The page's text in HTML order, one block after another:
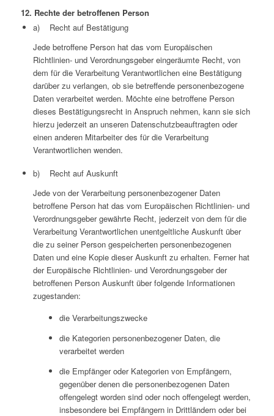
12. Rechte der betroffenen Person
a) Recht auf Bestätigung
Jede betroffene Person hat das vom Europäischen
Richtlinien- und Verordnungsgeber eingeräumte Recht, von
dem für die Verarbeitung Verantwortlichen eine Bestätigung
darüber zu verlangen, ob sie betreffende personenbezogene
Daten verarbeitet werden. Möchte eine betroffene Person
dieses Bestätigungsrecht in Anspruch nehmen, kann sie sich
hierzu jederzeit an unseren Datenschutzbeauftragten oder
einen anderen Mitarbeiter des für die Verarbeitung
Verantwortlichen wenden.
b) Recht auf Auskunft
Jede von der Verarbeitung personenbezogener Daten
betroffene Person hat das vom Europäischen Richtlinien- und
Verordnungsgeber gewährte Recht, jederzeit von dem für die
Verarbeitung Verantwortlichen unentgeltliche Auskunft über
die zu seiner Person gespeicherten personenbezogenen
Daten und eine Kopie dieser Auskunft zu erhalten. Ferner hat
der Europäische Richtlinien- und Verordnungsgeber der
betroffenen Person Auskunft über folgende Informationen
zugestanden:
die Verarbeitungszwecke
die Kategorien personenbezogener Daten, die
verarbeitet werden
die Empfänger oder Kategorien von Empfängern,
gegenüber denen die personenbezogenen Daten
offengelegt worden sind oder noch offengelegt werden,
insbesondere bei Empfängern in Drittländern oder bei